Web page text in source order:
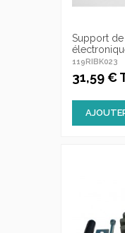
Support de
119RIBK023
31,59 €